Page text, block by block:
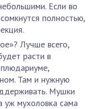
Если во
полностью,
Лучше всего,
расти в
Там и нужную
Мушки
уж мухоловка сама